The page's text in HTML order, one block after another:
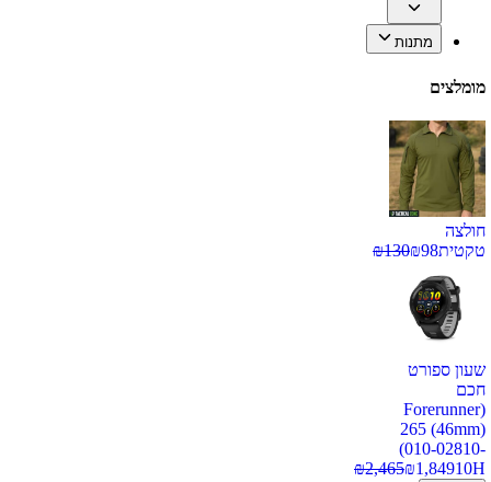
מתנות
מומלצים
חולצה
טקטית
₪98
₪130
שעון ספורט
חכם
(Forerunner
265 (46mm)
(010-02810-
10H
₪1,849
₪2,465